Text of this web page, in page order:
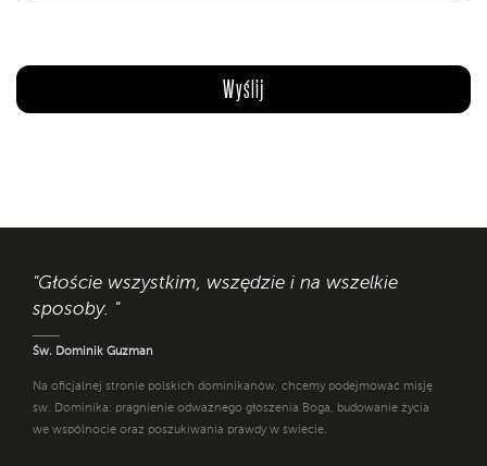
"Głoście wszystkim, wszędzie i na wszelkie
sposoby. "
Św. Dominik Guzman
Na oficjalnej stronie polskich dominikanów, chcemy podejmować misję
św. Dominika: pragnienie odważnego głoszenia Boga, budowanie życia
we wspólnocie oraz poszukiwania prawdy w świecie.